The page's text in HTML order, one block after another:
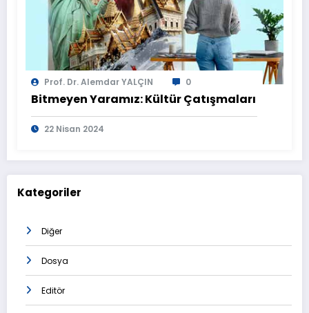
Prof. Dr. Alemdar YALÇIN 0
Bitmeyen Yaramız: Kültür Çatışmaları
22 Nisan 2024
Kategoriler
Diğer
Dosya
Editör